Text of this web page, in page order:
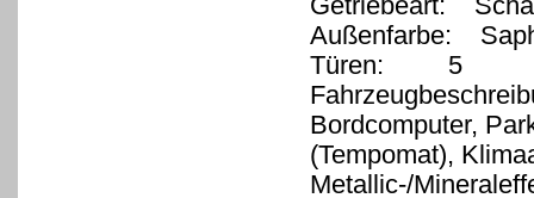
Außenfarbe:
Türen: 5
Bordcomputer,
(Tempomat),
Metallic-/